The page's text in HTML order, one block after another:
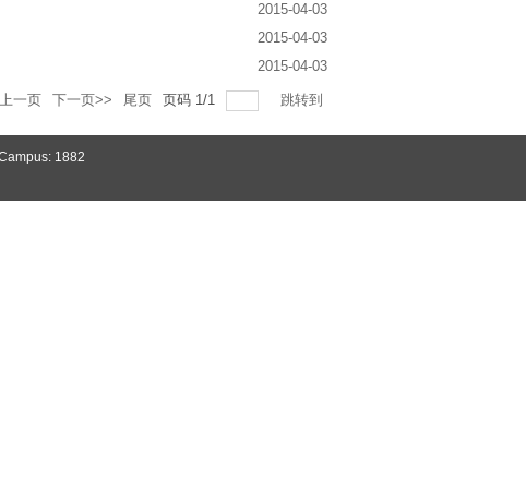
2015-04-03
2015-04-03
2015-04-03
一页 下一页>> 尾页 页码 1/1 跳转到
1882